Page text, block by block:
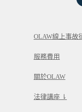
OLAW線上事故
服務費用
關於OLAW
法律講座 ⇂